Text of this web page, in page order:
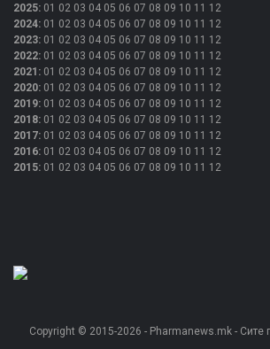
2025: 01 02 03 04 05 06 07 08 09 10 11 12
2024: 01 02 03 04 05 06 07 08 09 10 11 12
2023: 01 02 03 04 05 06 07 08 09 10 11 12
2022: 01 02 03 04 05 06 07 08 09 10 11 12
2021 : 01 02 03 04 05 06 07 08 09 10 11 12
2020: 01 02 03 04 05 06 07 08 09 10 11 12
2019: 01 02 03 04 05 06 07 08 09 10 11 12
2018: 01 02 03 04 05 06 07 08 09 10 11 12
2017: 01 02 03 04 05 06 07 08 09 10 11 12
2016: 01 02 03 04 05 06 07 08 09 10 11 12
2015: 01 02 03 04 05 06 07 08 09 10 11 12
Copyright © 2015-2026 - Pharmanews.mk - Сите